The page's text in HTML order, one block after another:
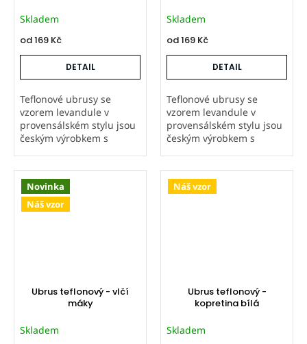
Skladem
od169 Kč
DETAIL
Teflonové ubrusy se
vzorem levandule v
provensálském stylu jsou
českým výrobkem s
v naší firmě. Teflonová
úprava odpuzuje tekutiny
a nečistoty,...
Skladem
od169 Kč
DETAIL
Teflonové ubrusy se
vzorem levandule v
provensálském stylu jsou
českým výrobkem s
v naší firmě. Teflonová
úprava odpuzuje tekutiny
Novinka
Náš vzor
Ubrus teflonový - vlčí
máky
Skladem
Náš vzor
Ubrus teflonový -
kopretina bílá
Skladem